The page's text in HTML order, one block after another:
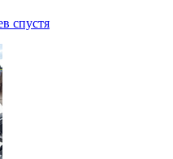
спустя